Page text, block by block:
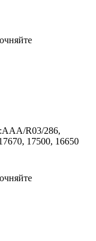
AAA/R03/286,
17500, 16650